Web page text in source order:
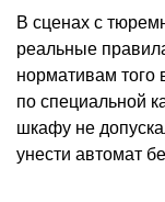
В сценах с
реальные
нормативам того
по специальной
шкафу не
унести автомат